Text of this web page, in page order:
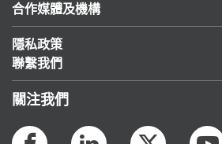
合作媒體及機構
隱私政策
聯繫我們
關注我們